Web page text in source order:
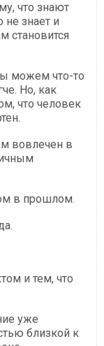
что знают
не знает и
становится
можем что-то
Но, как
что человек
вовлечен в
в прошлом.
и тем, что
уже
близкой к